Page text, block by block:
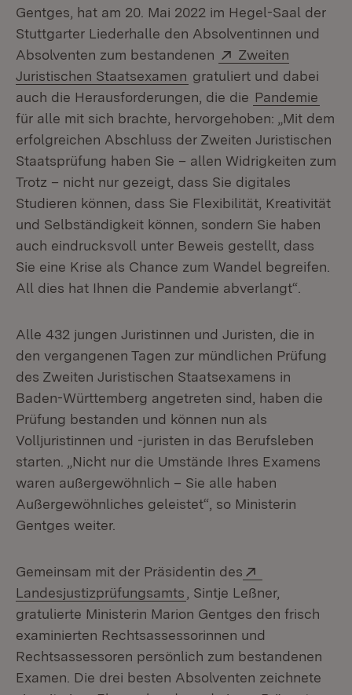
Gentges, hat am 20. Mai 2022 im Hegel-Saal der
Stuttgarter Liederhalle den Absolventinnen und
Absolventen zum bestandenen
Extern:
Zweiten
Juristischen Staatsexamen (Öffnet in neuem Fenster)
gratuliert und dabei
auch die Herausforderungen, die die Pandemie
für alle mit sich brachte, hervorgehoben: „Mit dem
erfolgreichen Abschluss der Zweiten Juristischen
Staatsprüfung haben Sie – allen Widrigkeiten zum
Trotz – nicht nur gezeigt, dass Sie digitales
Studieren können, dass Sie Flexibilität, Kreativität
und Selbständigkeit können, sondern Sie haben
auch eindrucksvoll unter Beweis gestellt, dass
Sie eine Krise als Chance zum Wandel begreifen.
All dies hat Ihnen die Pandemie abverlangt“.
Alle 432 jungen Juristinnen und Juristen, die in
den vergangenen Tagen zur mündlichen Prüfung
des Zweiten Juristischen Staatsexamens in
Baden-Württemberg angetreten sind, haben die
Prüfung bestanden und können nun als
Volljuristinnen und -juristen in das Berufsleben
starten. „Nicht nur die Umstände Ihres Examens
waren außergewöhnlich – Sie alle haben
Außergewöhnliches geleistet“, so Ministerin
Gentges weiter.
Gemeinsam mit der Präsidentin des
Landesjustizprüfungsamts (Öffnet in neuem Fenster)
, Sintje Leßner,
gratulierte Ministerin Marion Gentges den frisch
examinierten Rechtsassessorinnen und
Rechtsassessoren persönlich zum bestandenen
Examen. Die drei besten Absolventen zeichnete